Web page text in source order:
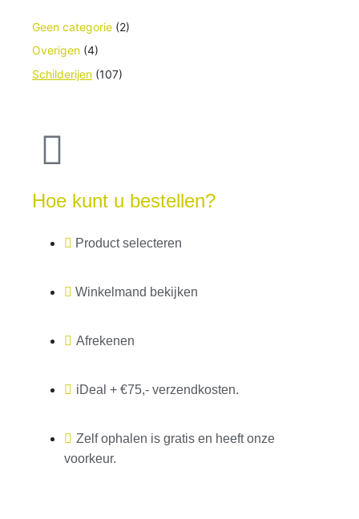
Geen categorie (2)
Overigen (4)
Schilderijen (107)
Hoe kunt u bestellen?
Product selecteren
Winkelmand bekijken
Afrekenen
iDeal + €75,- verzendkosten.
Zelf ophalen is gratis en heeft onze
voorkeur.